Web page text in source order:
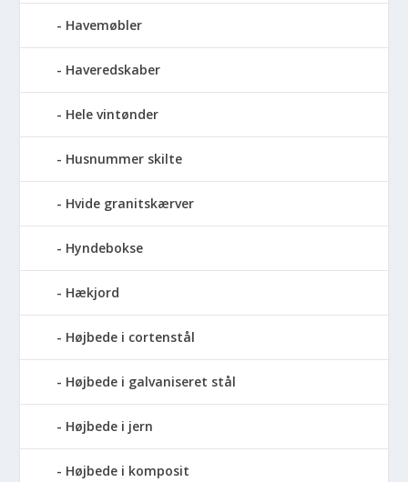
Havemøbler
Haveredskaber
Hele vintønder
Husnummer skilte
Hvide granitskærver
Hyndebokse
Hækjord
Højbede i cortenstål
Højbede i galvaniseret stål
Højbede i jern
Højbede i komposit